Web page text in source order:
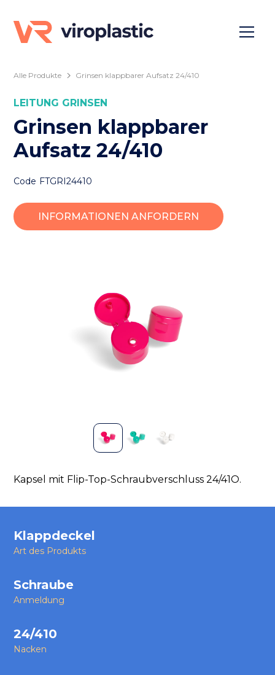
Alle Produkte Grinsen klappbarer Aufsatz 24/410
LEITUNG GRINSEN
Grinsen klappbarer
Aufsatz 24/410
Code FTGRI24410
INFORMATIONEN ANFORDERN
Kapsel mit Flip-Top-Schraubverschluss 24/41O.
Klappdeckel
Art des Produkts
Schraube
Anmeldung
24/410
Nacken